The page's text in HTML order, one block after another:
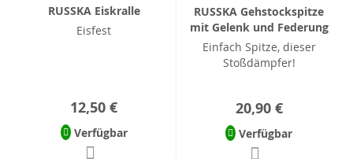
RUSSKA Eiskralle
Eisfest
12,50 €
Verfügbar
RUSSKA Gehstockspitze
mit Gelenk und Federung
Einfach Spitze, dieser
Stoßdämpfer!
20,90 €
Verfügbar